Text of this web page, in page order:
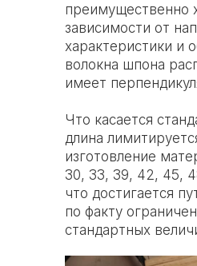
преимущественно
зависимости от
характеристики и
волокна шпона
имеет
Что касается
длина
изготовление
30, 33, 39, 42, 45,
что достигается
по факту
стандартных